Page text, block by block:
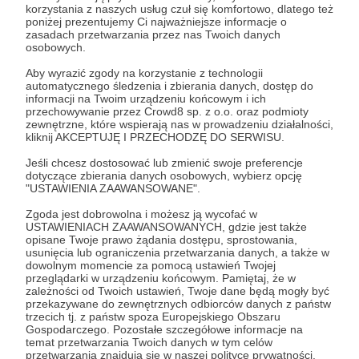
korzystania z naszych usług czuł się komfortowo, dlatego też
poniżej prezentujemy Ci najważniejsze informacje o
zasadach przetwarzania przez nas Twoich danych
osobowych.
Aby wyrazić zgody na korzystanie z technologii
automatycznego śledzenia i zbierania danych, dostęp do
informacji na Twoim urządzeniu końcowym i ich
przechowywanie przez Crowd8 sp. z o.o. oraz podmioty
zewnętrzne, które wspierają nas w prowadzeniu działalności,
kliknij AKCEPTUJĘ I PRZECHODZĘ DO SERWISU.
Jeśli chcesz dostosować lub zmienić swoje preferencje
dotyczące zbierania danych osobowych, wybierz opcję
"USTAWIENIA ZAAWANSOWANE".
Zgoda jest dobrowolna i możesz ją wycofać w
USTAWIENIACH ZAAWANSOWANYCH, gdzie jest także
opisane Twoje prawo żądania dostępu, sprostowania,
usunięcia lub ograniczenia przetwarzania danych, a także w
dowolnym momencie za pomocą ustawień Twojej
przeglądarki w urządzeniu końcowym. Pamiętaj, że w
zależności od Twoich ustawień, Twoje dane będą mogły być
przekazywane do zewnętrznych odbiorców danych z państw
trzecich tj. z państw spoza Europejskiego Obszaru
Gospodarczego. Pozostałe szczegółowe informacje na
temat przetwarzania Twoich danych w tym celów
przetwarzania znajdują się w naszej polityce prywatności.
W tym miejscu powinna być zewnętrzna
treść
Aby zobaczyć treść musisz zmienić ustawienia
polityki prywatności